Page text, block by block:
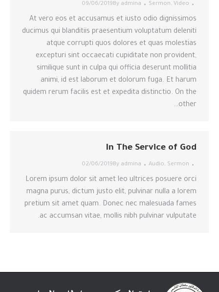
Sermon, Video
By admina
09/06/2019
At vero eos et accusamus et iusto odio dignissimos
ducimus qui blanditiis praesentium voluptatum deleniti
atque corrupti quos dolores et quas molestias
excepturi sint occaecati cupiditate non provident,
similique sunt in culpa qui officia deserunt mollitia
animi, id est laborum et dolorum fuga. Et harum
quidem rerum facilis est et expedita distinctio. On the
other…
In The Service of God
Audio, Sermon
By admina
02/06/2019
Lorem ipsum dolor sit amet leo ultrices posuere orci
magna purus, dictum justo elit, pulvinar nulla a lorem
pretium sit amet quam. Donec nec malesuada fames
ac accumsan vitae, mollis nibh pulvinar vulputate.